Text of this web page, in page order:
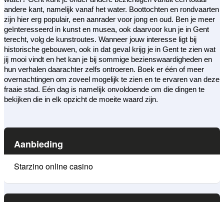
andere kant, namelijk vanaf het water. Boottochten en rondvaarten
zijn hier erg populair, een aanrader voor jong en oud. Ben je meer
geïnteresseerd in kunst en musea, ook daarvoor kun je in Gent
terecht, volg de kunstroutes. Wanneer jouw interesse ligt bij
historische gebouwen, ook in dat geval krijg je in Gent te zien wat
jij mooi vindt en het kan je bij sommige bezienswaardigheden en
hun verhalen daarachter zelfs ontroeren. Boek er één of meer
overnachtingen om zoveel mogelijk te zien en te ervaren van deze
fraaie stad. Eén dag is namelijk onvoldoende om die dingen te
bekijken die in elk opzicht de moeite waard zijn.
Aanbieding
Starzino online casino